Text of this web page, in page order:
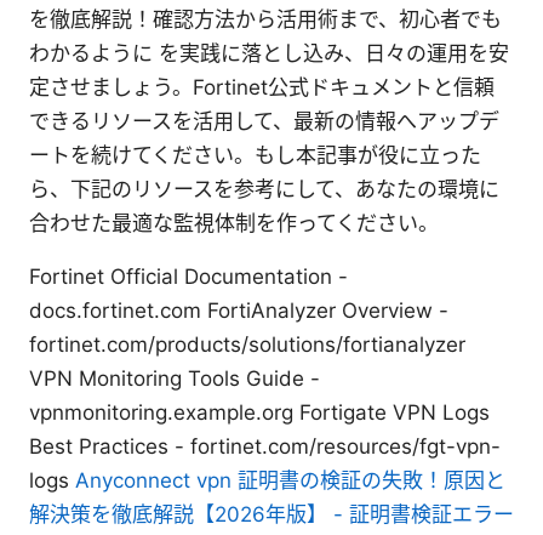
を徹底解説！確認方法から活用術まで、初心者でも
わかるように を実践に落とし込み、日々の運用を安
定させましょう。Fortinet公式ドキュメントと信頼
できるリソースを活用して、最新の情報へアップデ
ートを続けてください。もし本記事が役に立った
ら、下記のリソースを参考にして、あなたの環境に
合わせた最適な監視体制を作ってください。
Fortinet Official Documentation -
docs.fortinet.com FortiAnalyzer Overview -
fortinet.com/products/solutions/fortianalyzer
VPN Monitoring Tools Guide -
vpnmonitoring.example.org Fortigate VPN Logs
Best Practices - fortinet.com/resources/fgt-vpn-
logs Anyconnect vpn 証明書の検証の失敗！原因と
解決策を徹底解説【2026年版】 - 証明書検証エラー